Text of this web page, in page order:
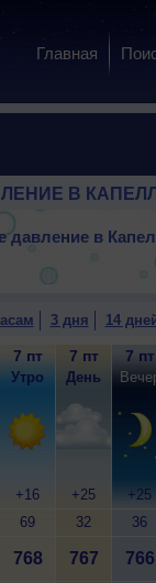
Главная
В
давление в
3 дня 14
7 пт
Утро
+16
69
768
7 пт
День
+25
32
767
7 пт
+25
36
766